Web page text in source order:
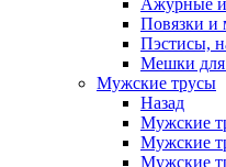
Ажурные и
Повязки и
Пэстисы,
Мешки для
Мужские трусы
Назад
Мужские
Мужские
Мужские